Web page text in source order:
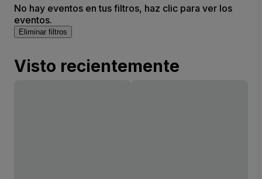
No hay eventos en tus filtros, haz clic para ver los
eventos.
Eliminar filtros
Visto recientemente